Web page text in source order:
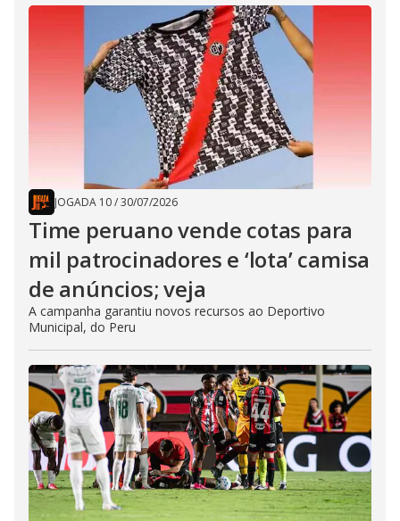
JOGADA 10/30/07/2026
Time peruano vende cotas para
mil patrocinadores e ‘lota’ camisa
de anúncios; veja
A campanha garantiu novos recursos ao Deportivo
Municipal, do Peru